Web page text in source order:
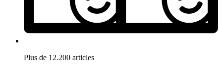
Plus de 12.200 articles